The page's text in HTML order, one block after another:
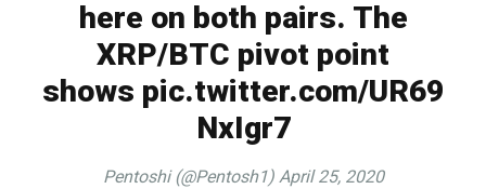
here on both pairs. The
XRP/BTC pivot point
shows pic.twitter.com/UR69
NxIgr7
Pentoshi (@Pentosh1) April 25, 2020